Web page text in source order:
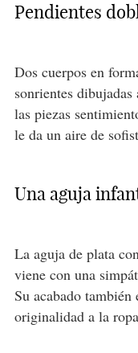
Pendientes
Dos cuerpos en
sonrientes
las piezas
le da un aire de
Una aguja
La aguja de plata
viene con una
Su acabado
originalidad a la